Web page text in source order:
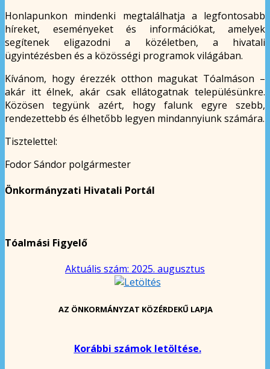
Honlapunkon mindenki megtalálhatja a legfontosabb
híreket, eseményeket és információkat, amelyek
segítenek eligazodni a közéletben, a hivatali
ügyintézésben és a közösségi programok világában.
Kívánom, hogy érezzék otthon magukat Tóalmáson –
akár itt élnek, akár csak ellátogatnak településünkre.
Közösen tegyünk azért, hogy falunk egyre szebb,
rendezettebb és élhetőbb legyen mindannyiunk számára.
Tisztelettel:
Fodor Sándor polgármester
Önkormányzati Hivatali Portál
Tóalmási Figyelő
Aktuális szám: 2025. augusztus
AZ ÖNKORMÁNYZAT KÖZÉRDEKŰ LAPJA
Korábbi számok letöltése.